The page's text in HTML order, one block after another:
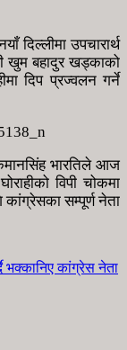
दिल्लीमा उपचारार्थ
खुम बहादुर खड्काको
दिप प्रज्वलन गर्ने
भारतिले आज
विपी चोकमा
कांग्रेसका सम्पूर्ण नेता
भक्कानिए कांग्रेस नेता